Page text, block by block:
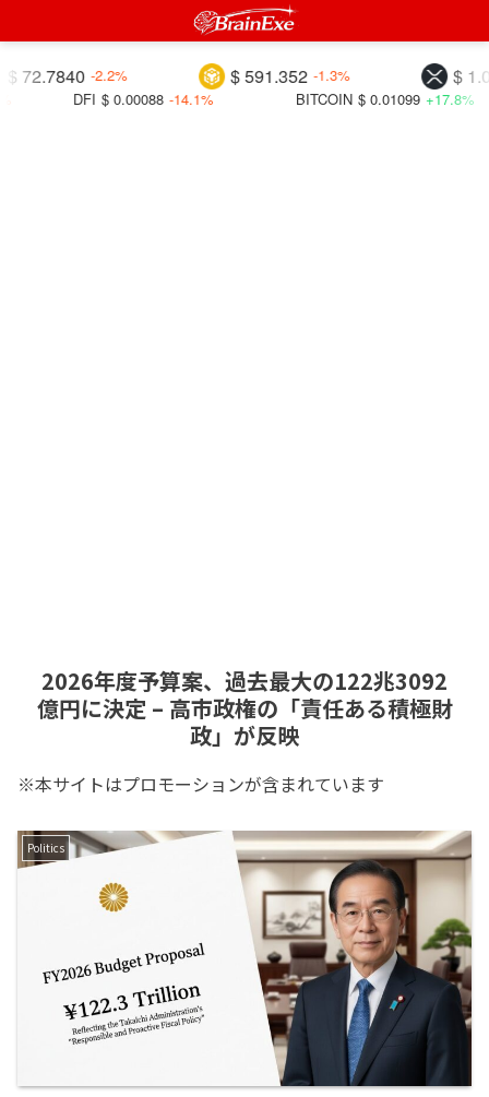
$ 1.03545
$ 591.352 -1.3%
-2.2%
BITCOIN $ 0.01099 +17.8%
$ 0.00088 -14.1%
2026年度予算案、過去最大の122兆3092
億円に決定 – 高市政権の「責任ある積極財
政」が反映
※本サイトはプロモーションが含まれています
Politics